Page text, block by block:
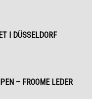
I DÜSSELDORF
– FROOME LEDER